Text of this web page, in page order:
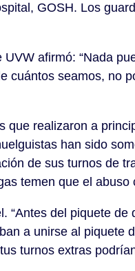
GOSH. Los
afirmó: “Nada
cuántos seamos, no
que realizaron a
han sido
de sus turnos de
temen que el abuso
“Antes del piquete de
a unirse al piquete
turnos extras